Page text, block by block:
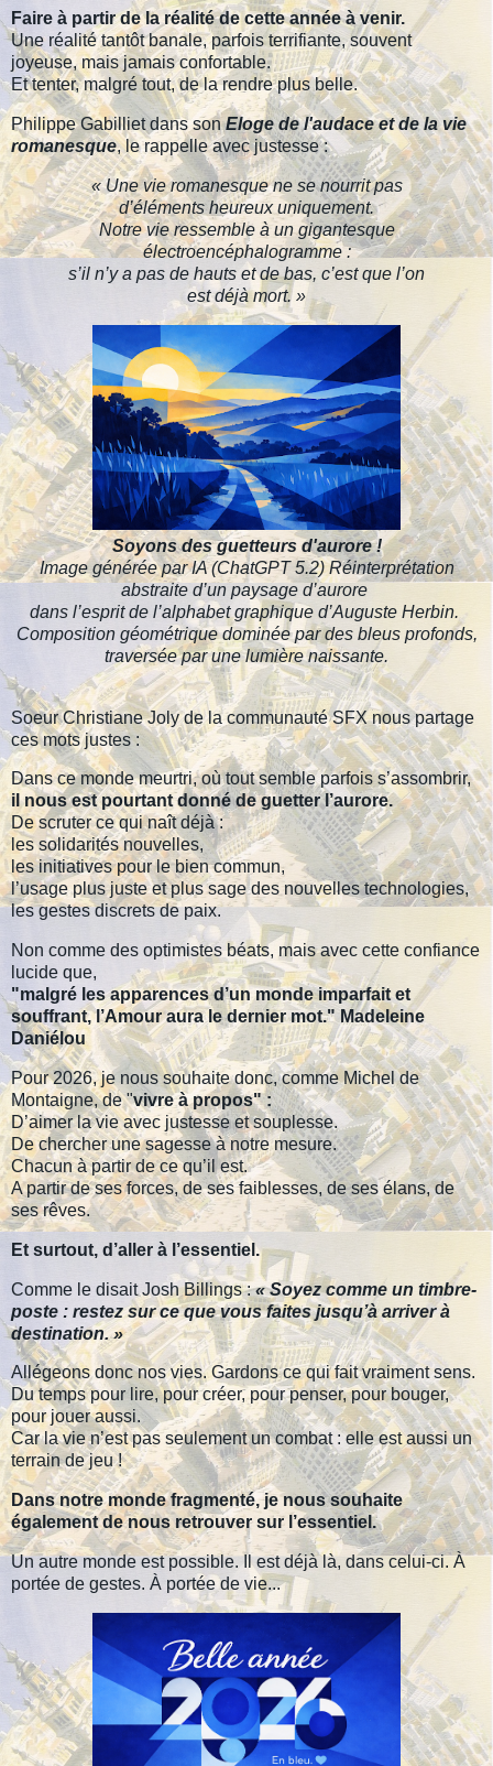
Faire à partir de la réalité de cette année à venir.
Une réalité tantôt banale, parfois terrifiante, souvent
joyeuse, mais jamais confortable.
Et tenter, malgré tout, de la rendre plus belle.
Philippe Gabilliet dans sonEloge de l'audace et de la vie
romanesque, le rappelle avec justesse :
« Une vie romanesque ne se nourrit pas
d’éléments heureux uniquement.
Notre vie ressemble à un gigantesque
électroencéphalogramme :
s’il n’y a pas de hauts et de bas, c’est que l’on
est déjà mort. »
Soyons des guetteurs d'aurore !
Image générée par IA (ChatGPT 5.2)Réinterprétation
abstraite d’un paysage d’aurore
dans l’esprit de l’alphabet graphique d’Auguste Herbin.
Composition géométrique dominée par des bleus profonds,
traversée par une lumière naissante.
Soeur Christiane Joly de la communauté SFX nous partage
ces mots justes :
Dans ce monde meurtri, où tout semble parfois s’assombrir,
il nous est pourtant donné de guetter l’aurore.
De scruter ce qui naît déjà :
les solidarités nouvelles,
les initiatives pour le bien commun,
l’usage plus juste et plus sage des nouvelles technologies,
les gestes discrets de paix.
Non comme des optimistes béats, mais avec cette confiance
lucide que,
"malgré les apparences d’un monde imparfait et
souffrant, l’Amour aura le dernier mot." Madeleine
Daniélou
Pour 2026, je nous souhaite donc, comme Michel de
Montaigne, de "vivre à propos" :
D’aimer la vie avec justesse et souplesse.
De chercher une sagesse à notre mesure.
Chacun à partir de ce qu’il est.
A partir de ses forces, de ses faiblesses, de ses élans, de
ses rêves.
Et surtout, d’aller à l’essentiel.
Comme le disait Josh Billings :« Soyez comme un timbre-
poste : restez sur ce que vous faites jusqu’à arriver à
destination. »
Allégeons donc nos vies. Gardons ce qui fait vraiment sens.
Du temps pour lire, pour créer, pour penser, pour bouger,
pour jouer aussi.
Car la vie n’est pas seulement un combat : elle est aussi un
terrain de jeu !
Dans notre monde fragmenté, je nous souhaite
également de nous retrouver sur l’essentiel.
Un autre monde est possible. Il est déjà là, dans celui-ci. À
portée de gestes. À portée de vie...